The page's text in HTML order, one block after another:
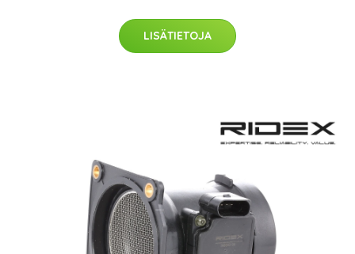
LISÄTIETOJA